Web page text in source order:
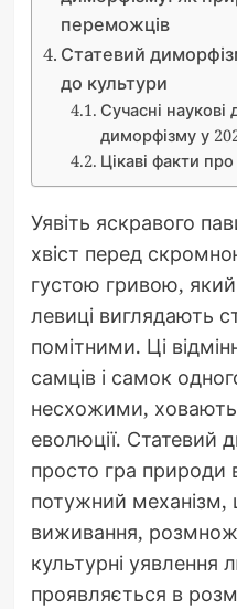
переможців
Статевий
до культури
Сучасні
диморфізму у
Цікаві факти
Уявіть яскравого
хвіст перед
густою гривою,
левиці виглядають
помітними. Ці
самців і самок
несхожими,
еволюції. Статевий
просто гра природи
потужний механізм,
виживання,
культурні уявлення
проявляється в